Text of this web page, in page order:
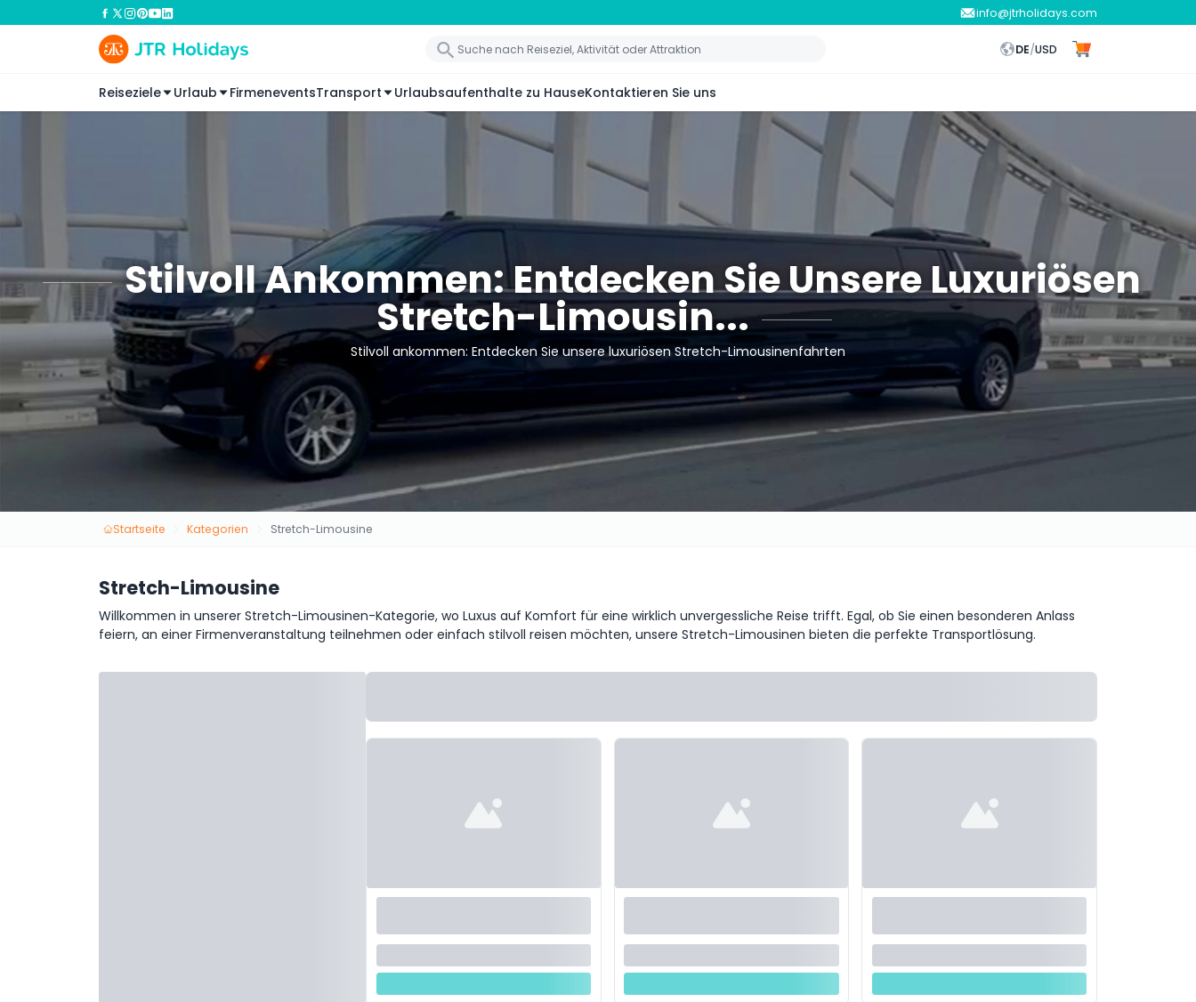
info@jtrholidays.com
DE/USD
Reiseziele Urlaub FirmeneventsTransport Urlaubsaufenthalte zu HauseKontaktieren Sie uns
Stilvoll Ankommen: Entdecken Sie Unsere Luxuriösen
Stretch-Limousin...
Stilvoll ankommen: Entdecken Sie unsere luxuriösen Stretch-Limousinenfahrten
Startseite Kategorien Stretch-Limousine
Stretch-Limousine
Willkommen in unserer Stretch-Limousinen-Kategorie, wo Luxus auf Komfort für eine wirklich unvergessliche Reise trifft. Egal, ob Sie einen besonderen Anlass
feiern, an einer Firmenveranstaltung teilnehmen oder einfach stilvoll reisen möchten, unsere Stretch-Limousinen bieten die perfekte Transportlösung.